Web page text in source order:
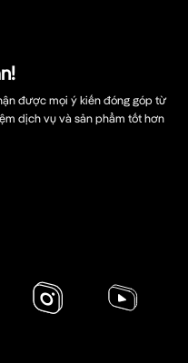
được mọi ý kiến đóng góp từ
dịch vụ và sản phẩm tốt hơn